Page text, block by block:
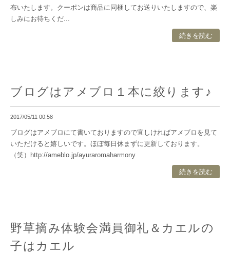
布いたします。クーポンは商品に同梱してお送りいたしますので、楽
しみにお待ちくだ...
続きを読む
ブログはアメブロ１本に絞ります♪
2017/05/11 00:58
ブログはアメブロにて書いておりますので宜しければアメブロを見て
いただけると嬉しいです。ほぼ毎日休まずに更新しております。
（笑）http://ameblo.jp/ayuraromaharmony
続きを読む
野草摘み体験会満員御礼＆カエルの
子はカエル